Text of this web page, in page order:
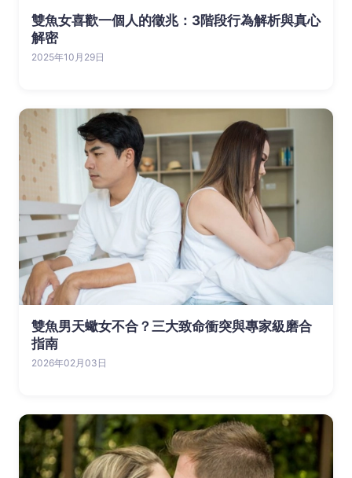
雙魚女喜歡一個人的徵兆：3階段行為解析與真心
解密
2025年10月29日
雙魚男天蠍女不合？三大致命衝突與專家級磨合
指南
2026年02月03日